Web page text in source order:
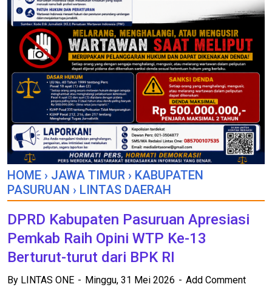
HOME › JAWA TIMUR › KABUPATEN
PASURUAN › LINTAS DAERAH
DPRD Kabupaten Pasuruan Apresiasi
Pemkab Raih Opini WTP Ke-13
Berturut-turut dari BPK RI
By LINTAS ONE Minggu, 31 Mei 2026 Add Comment